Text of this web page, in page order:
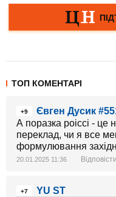
ТОП КОМЕНТАРІ
+9
Євген Дусик
А поразка роіссі - це
переклад, чи я все
формулювання
20.01.2025 11:36 Відповісти
+7 YU ST